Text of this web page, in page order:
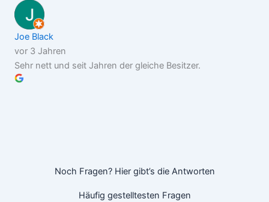
Joe Black
vor 3 Jahren
Sehr nett und seit Jahren der gleiche Besitzer.
Noch Fragen? Hier gibt’s die Antworten
Häufig gestelltesten Fragen